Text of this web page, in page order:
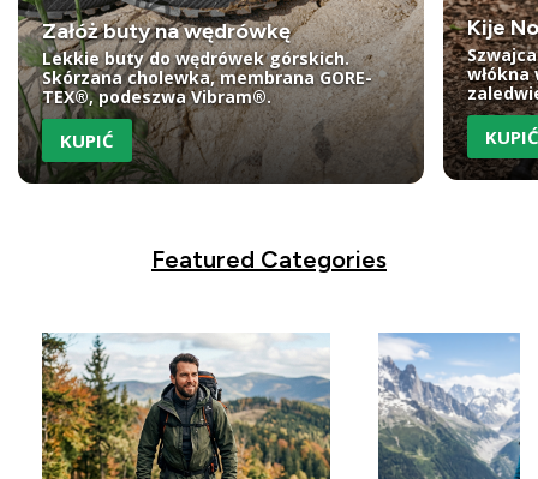
Załóż buty na wędrówkę
Lekkie buty do wędrówek górskich.
Skórzana cholewka, membrana GORE-
TEX®, podeszwa Vibram®.
KUPIĆ
Kije
włókna
KUPIĆ
Featured Categories